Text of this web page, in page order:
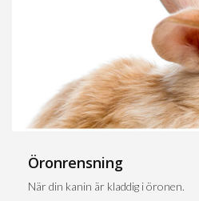
Öronrensning
När din kanin är kladdig i öronen.